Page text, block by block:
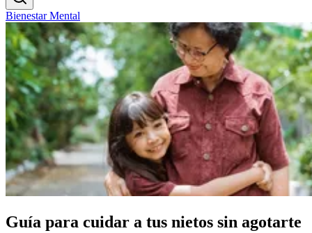
Bienestar Mental
Guía para cuidar a tus nietos sin agotarte